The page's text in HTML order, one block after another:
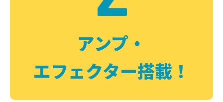
アンプ・
エフェクター搭載！